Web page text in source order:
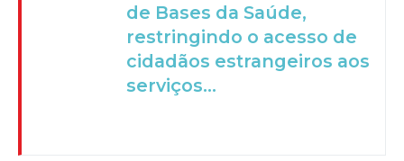
de Bases da Saúde,
restringindo o acesso de
cidadãos estrangeiros aos
serviços...